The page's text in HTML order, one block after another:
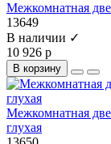
Межкомнатная
13649
В наличии ✓
10 926 р
В корзину
Межкомнатная
глухая